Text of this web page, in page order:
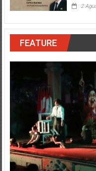
2
FEATURE